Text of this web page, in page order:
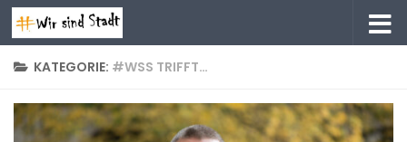
Zum Inhalt springen
KATEGORIE: #WSS TRIFFT…